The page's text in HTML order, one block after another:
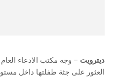
ديترويت – وجه مكتب الادعاء
العثور على جثة طفلتها داخل